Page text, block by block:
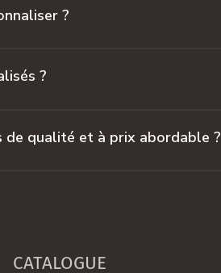
?
?
de qualité et à prix abordable ?
CATALOGUE